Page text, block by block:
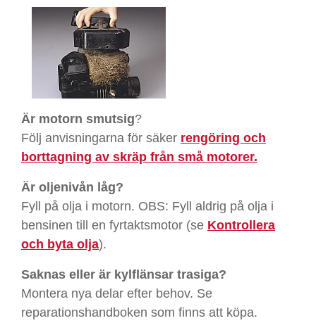
Är motorn smutsig?
Följ anvisningarna för säker rengöring och
borttagning av skräp från små motorer.
Är oljenivån låg?
Fyll på olja i motorn. OBS: Fyll aldrig på olja i
bensinen till en fyrtaktsmotor (se Kontrollera
och byta olja).
Saknas eller är kylflänsar trasiga?
Montera nya delar efter behov. Se
reparationshandboken som finns att köpa.